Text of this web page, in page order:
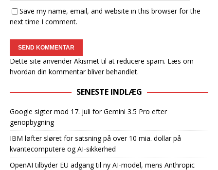
Save my name, email, and website in this browser for the
next time I comment.
Dette site anvender Akismet til at reducere spam. Læs om
hvordan din kommentar bliver behandlet.
SENESTE INDLÆG
Google sigter mod 17. juli for Gemini 3.5 Pro efter
genopbygning
IBM løfter sløret for satsning på over 10 mia. dollar på
kvantecomputere og AI-sikkerhed
OpenAI tilbyder EU adgang til ny AI-model, mens Anthropic